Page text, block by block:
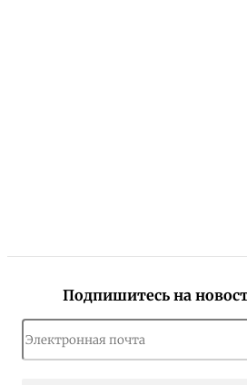
Подпишитесь на